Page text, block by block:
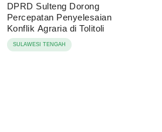
DPRD Sulteng Dorong
Percepatan Penyelesaian
Konflik Agraria di Tolitoli
SULAWESI TENGAH